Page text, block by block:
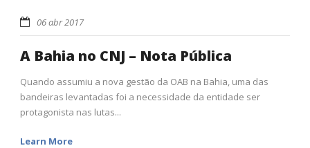
06 abr 2017
A Bahia no CNJ – Nota Pública
Quando assumiu a nova gestão da OAB na Bahia, uma das
bandeiras levantadas foi a necessidade da entidade ser
protagonista nas lutas...
Learn More